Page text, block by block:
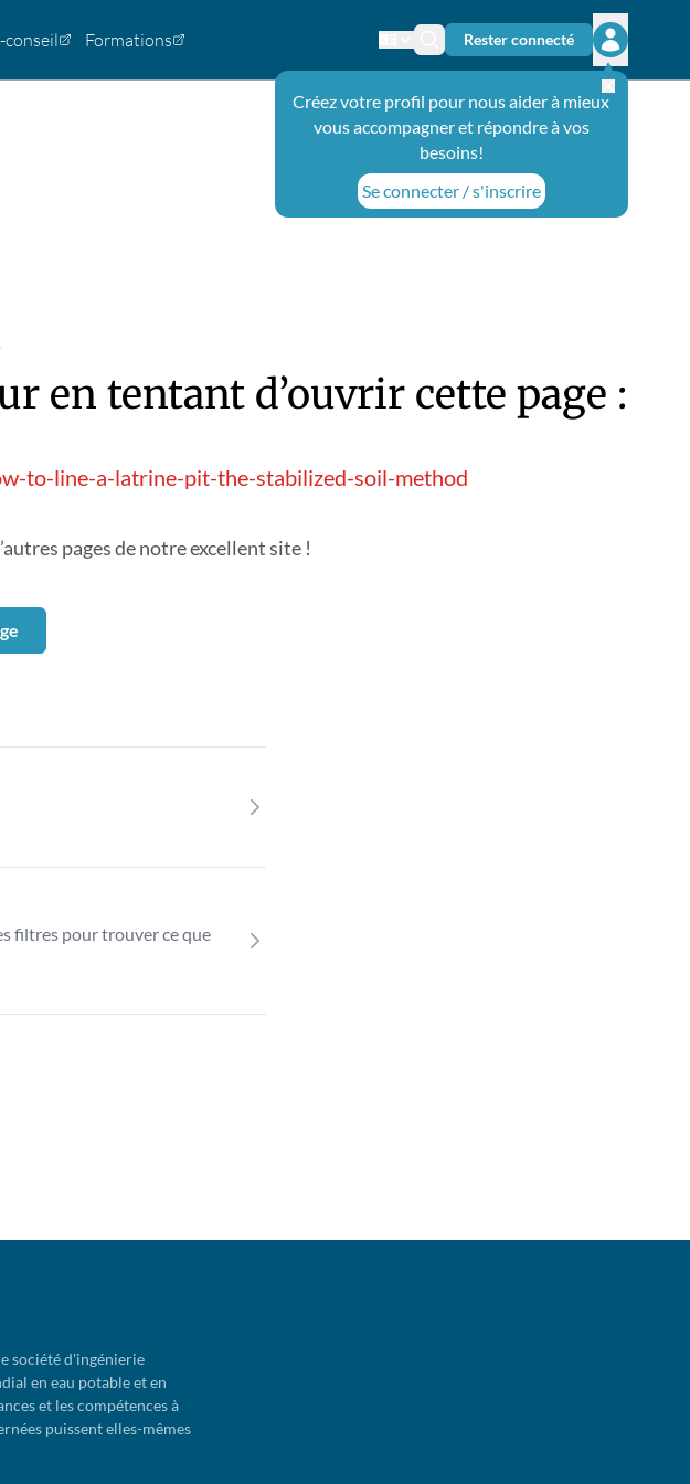
conseil Formations Changer de langue
Icône de recherche
Rester connecté
Ouvrir le
Créez votre profil pour nous aider à mieux
vous accompagner et répondre à vos
besoins!
Se connecter / s'inscrire
en tentant d’ouvrir cette page :
to-line-a-latrine-pit-the-stabilized-soil-method
pages de notre excellent site !
filtres pour trouver ce que
société d'ingénierie
en eau potable et en
et les compétences à
puissent elles-mêmes